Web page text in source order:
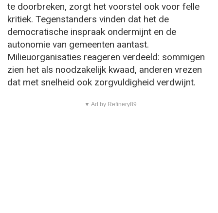
te doorbreken, zorgt het voorstel ook voor felle
kritiek. Tegenstanders vinden dat het de
democratische inspraak ondermijnt en de
autonomie van gemeenten aantast.
Milieuorganisaties reageren verdeeld: sommigen
zien het als noodzakelijk kwaad, anderen vrezen
dat met snelheid ook zorgvuldigheid verdwijnt.
▼ Ad by Refinery89